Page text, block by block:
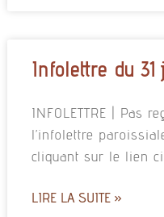
Infolettre du
INFOLETTRE | Pas
l’infolettre
cliquant sur le lien
LIRE LA SUITE »